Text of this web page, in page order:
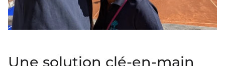
Une solution clé-en-main